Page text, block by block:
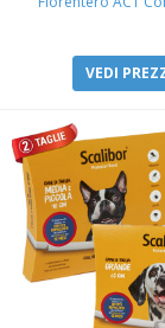
VEDI